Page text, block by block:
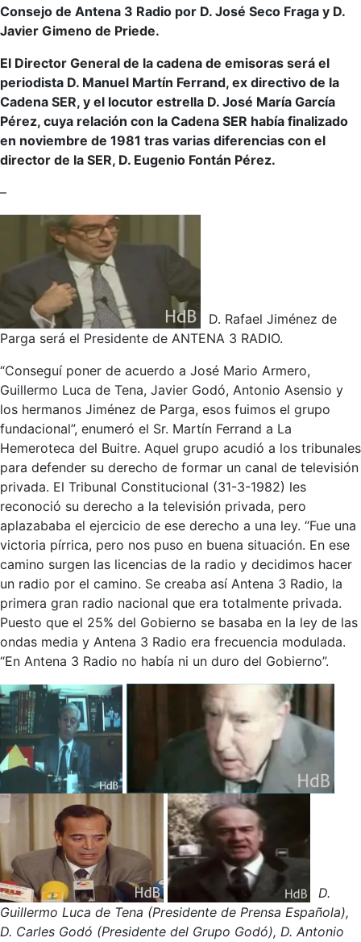
Consejo de Antena 3 Radio por D. José Seco Fraga y D.
Javier Gimeno de Priede.
El Director General de la cadena de emisoras será el
periodista D. Manuel Martín Ferrand, ex directivo de la
Cadena SER, y el locutor estrella D. José María García
Pérez, cuya relación con la Cadena SER había finalizado
en noviembre de 1981 tras varias diferencias con el
director de la SER, D. Eugenio Fontán Pérez.
–
D. Rafael Jiménez de
Parga será el Presidente de ANTENA 3 RADIO.
“Conseguí poner de acuerdo a José Mario Armero,
Guillermo Luca de Tena, Javier Godó, Antonio Asensio y
los hermanos Jiménez de Parga, esos fuimos el grupo
fundacional”, enumeró el Sr. Martín Ferrand a La
Hemeroteca del Buitre. Aquel grupo acudió a los tribunales
para defender su derecho de formar un canal de televisión
privada. El Tribunal Constitucional (31-3-1982) les
reconoció su derecho a la televisión privada, pero
aplazababa el ejercicio de ese derecho a una ley. “Fue una
victoria pírrica, pero nos puso en buena situación. En ese
camino surgen las licencias de la radio y decidimos hacer
un radio por el camino. Se creaba así Antena 3 Radio, la
primera gran radio nacional que era totalmente privada.
Puesto que el 25% del Gobierno se basaba en la ley de las
ondas media y Antena 3 Radio era frecuencia modulada.
“En Antena 3 Radio no había ni un duro del Gobierno”.
D.
Guillermo Luca de Tena (Presidente de Prensa Española),
D. Carles Godó (Presidente del Grupo Godó), D. Antonio